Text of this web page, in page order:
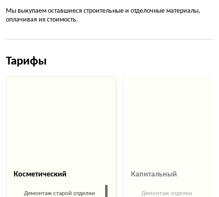
Мы выкупаем оставшиеся строительные и отделочные материалы,
оплачивая их стоимость.
Тарифы
Косметический
Демонтаж старой отделки
Капитальный
Демонтаж отделки